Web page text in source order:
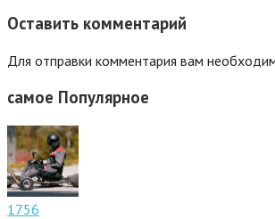
Оставить комментарий
Для отправки комментария вам
самое Популярное
1756